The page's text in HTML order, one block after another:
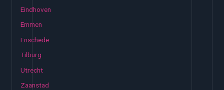
Eindhoven
Emmen
Enschede
Tilburg
Utrecht
Zaanstad